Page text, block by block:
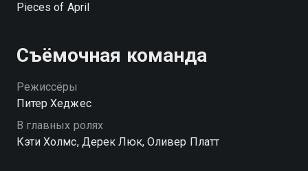
Pieces of April
Съёмочная команда
Режиссёры
Питер Хеджес
В главных ролях
Кэти Холмс, Дерек Люк, Оливер Платт